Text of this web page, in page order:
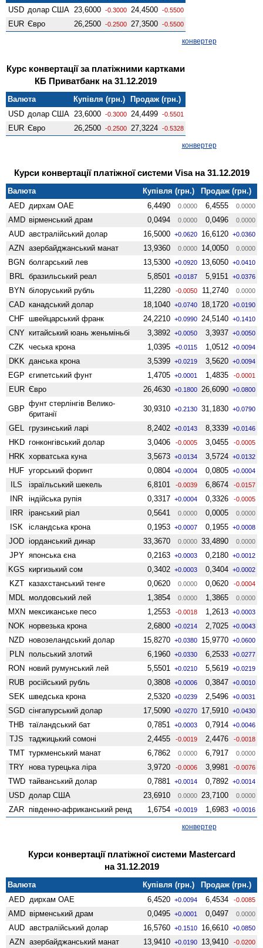
USD долар США 23,6000 -0.3000 24,4500 -0.5500
EUR Євро 26,2500 -0.2500 27,3500 -0.5500
конвертер
Курс конвертації за платіжними картками
КБ Приватбанк на 31.12.2019
Валюта Купівля (грн.)
Продаж (грн.)
USD долар США 23,6000 -0.3000 24,4499 -0.5501
EUR Євро 26,2500 -0.2500 27,3224 -0.5328
конвертер
Курси конвертації платіжної системи Visa на 31.12.2019
Валюта Купівля (грн.)
Продаж (грн.)
AED дирхам ОАЕ 6,4490 0.0000 6,4555 0.0000
AMD вiрменський драм 0,0494 0.0000 0,0496 0.0000
AUD австралійський долар 16,5000 +0.0620 16,6120 +0.0360
AZN азербайджанський манат 13,9360 0.0000 14,0050 0.0000
BGN болгарський лев 13,5300 +0.0920 13,6050 +0.0410
BRL бразильський реал 5,8501 +0.0187 5,9151 +0.0376
BYN білоруський рубль 11,2280 -0.0050 11,2740 0.0000
CAD канадський долар 18,1040 +0.0740 18,1720 +0.0190
CHF швейцарський франк 24,2210 +0.0990 24,5140 +0.1410
CNY китайський юань женьмiньбi 3,3892 +0.0050 3,3937 +0.0050
CZK чеська крона 1,0395 +0.0115 1,0512 +0.0094
DKK данська крона 3,5399 +0.0219 3,5620 +0.0094
EGP єгипетський фунт 1,4705 +0.0001 1,4835 -0.0001
EUR Євро 26,4630 +0.1800 26,6090 +0.0800
GBP
фунт стерлінгів Велико­
британії
30,9310 +0.2130 31,1830 +0.0790
GEL грузинський ларі 8,2402 +0.0143 8,3339 +0.0146
HKD гонконгівський долар 3,0406 -0.0005 3,0455 -0.0005
HRK хорватська куна 3,5673 +0.0134 3,5724 +0.0132
HUF угорський форинт 0,0804 +0.0004 0,0805 +0.0004
ILS ізраїльський шекель 6,8101 -0.0039 6,8674 -0.0157
INR індійська рупія 0,3317 +0.0004 0,3326 -0.0005
IRR іранський ріал 0,5641 0.0000 0,0005 0.0000
ISK ісландська крона 0,1953 +0.0007 0,1955 +0.0008
JOD іорданський динар 33,3670 0.0000 33,4890 0.0000
JPY японська єна 0,2163 +0.0003 0,2180 +0.0012
KGS киргизький сом 0,3402 +0.0003 0,3404 +0.0002
KZT казахстанський тенге 0,0620 0.0000 0,0620 -0.0004
MDL молдовський лей 1,3854 0.0000 1,3865 0.0000
MXN мексиканське песо 1,2553 -0.0018 1,2613 +0.0003
NOK норвезька крона 2,6800 +0.0214 2,7025 +0.0043
NZD ново­зеландський долар 15,8270 +0.0380 15,9770 +0.0600
PLN польський злотий 6,1960 +0.0330 6,2533 +0.0277
RON новий румунський лей 5,5501 +0.0210 5,5619 +0.0219
RUB російський рубль 0,3808 +0.0006 0,3847 +0.0010
SEK шведська крона 2,5320 +0.0239 2,5496 +0.0031
SGD сінгапурський долар 17,5090 +0.0270 17,5910 +0.0430
THB таїландський бат 0,7851 +0.0003 0,7914 +0.0046
TJS таджицький сомоні 2,4455 -0.0019 2,4476 -0.0018
TMT туркменський манат 6,7862 0.0000 6,7917 0.0000
TRY нова турецька ліра 3,9720 -0.0006 3,9981 -0.0076
TWD тайванський долар 0,7881 +0.0014 0,7892 +0.0014
USD долар США 23,6910 0.0000 23,7100 0.0000
ZAR південно-африканський ренд 1,6754 +0.0019 1,6983 +0.0016
конвертер
Курси конвертації платіжної системи Mastercard
на 31.12.2019
Валюта Купівля (грн.)
Продаж (грн.)
AED дирхам ОАЕ 6,4520 +0.0094 6,4534 -0.0085
AMD вiрменський драм 0,0495 +0.0001 0,0497 0.0000
AUD австралійський долар 16,5760 +0.1510 16,6610 +0.0850
AZN азербайджанський манат 13,9410 +0.0190 13,9410 -0.0200